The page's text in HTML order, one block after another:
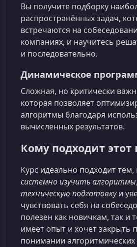
Вы получите подборку
распространённых задач,
встречаются на
компаниях, и научитесь
и последовательно.
Динамическое
Сложная, но критически
которая позволяет
алгоритмы благодаря
вычисленных результатов.
Кому подходит этот
Курс идеально подходит тем,
системно изучить алгоритмы,
техническую подготовкуи
чувствовать себя на
полезен как новичкам, так и
имеет опыт и хочет закрыть
понимании